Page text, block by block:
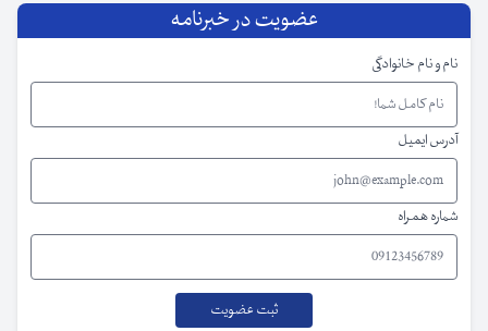
عضویت در خبرنامه
نام و نام خانوادگی
آدرس ایمیل
شماره همراه